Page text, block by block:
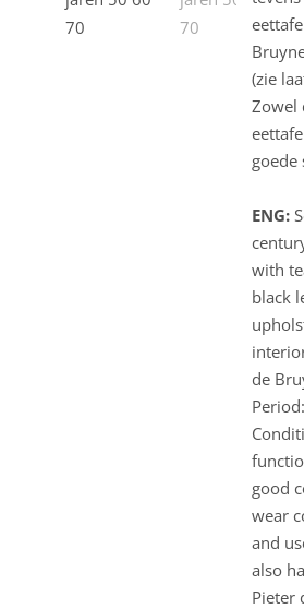
(zie
Zowel
goede
ENG:
with
black
de
good
wear
and
also
Pieter